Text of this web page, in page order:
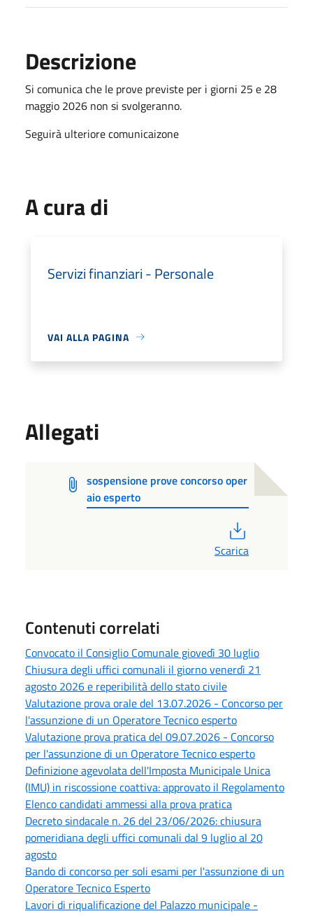
Descrizione
Si comunica che le prove previste per i giorni 25 e 28
maggio 2026 non si svolgeranno.
Seguirà ulteriore comunicaizone
A cura di
Servizi finanziari - Personale
VAI ALLA PAGINA
Allegati
sospensione prove concorso oper
aio esperto
Scarica
Contenuti correlati
Convocato il Consiglio Comunale giovedì 30 luglio
Chiusura degli uffici comunali il giorno venerdì 21
agosto 2026 e reperibilità dello stato civile
Valutazione prova orale del 13.07.2026 - Concorso per
l'assunzione di un Operatore Tecnico esperto
Valutazione prova pratica del 09.07.2026 - Concorso
per l'assunzione di un Operatore Tecnico esperto
Definizione agevolata dell'Imposta Municipale Unica
(IMU) in riscossione coattiva: approvato il Regolamento
Elenco candidati ammessi alla prova pratica
Decreto sindacale n. 26 del 23/06/2026: chiusura
pomeridiana degli uffici comunali dal 9 luglio al 20
agosto
Bando di concorso per soli esami per l'assunzione di un
Operatore Tecnico Esperto
Lavori di riqualificazione del Palazzo municipale -